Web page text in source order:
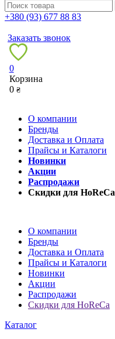
+38‎0 (93) 677 88 83
Заказать звонок
0
Корзина
0 ₴
О компании
Бренды
Доставка и Оплата
Прайсы и Каталоги
Новинки
Акции
Распродажи
Скидки для HoReCa
О компании
Бренды
Доставка и Оплата
Прайсы и Каталоги
Новинки
Акции
Распродажи
Скидки для HoReCa
Каталог